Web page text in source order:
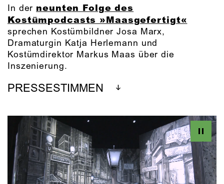
In der neunten Folge des
Kostümpodcasts »Maasgefertigt«
sprechen Kostümbildner Josa Marx,
Dramaturgin Katja Herlemann und
Kostümdirektor Markus Maas über die
Inszenierung.
PRESSESTIMMEN